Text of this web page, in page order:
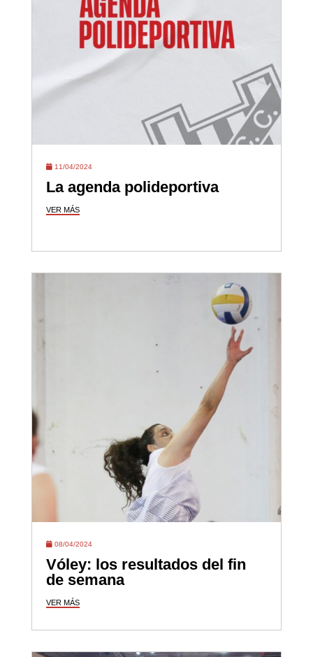
11/04/2024
La agenda polideportiva
VER MÁS
08/04/2024
Vóley: los resultados del fin
de semana
VER MÁS